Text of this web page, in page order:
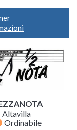
Altavilla
Ordinabile